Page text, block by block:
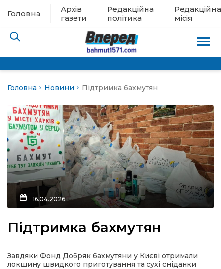
Головна
Архів
газети
Редакційна
політика
Редакційна
місія
евакуації
новини
Головна Новини Підтримка бахмутян
16.04.2026
Підтримка бахмутян
Завдяки Фонд Добряк бахмутяни у Києві отримали
локшину швидкого приготування та сухі сніданки